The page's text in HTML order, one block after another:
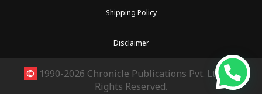
Shipping Policy
Disclaimer
© 1990-2026 Chronicle Publications Pvt. Ltd.. All
Rights Reserved.